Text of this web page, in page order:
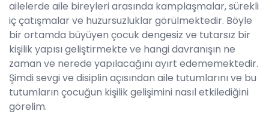
ailelerde aile bireyleri arasında kamplaşmalar, sürekli
iç çatışmalar ve huzursuzluklar görülmektedir. Böyle
bir ortamda büyüyen çocuk dengesiz ve tutarsız bir
kişilik yapısı geliştirmekte ve hangi davranışın ne
zaman ve nerede yapılacağını ayırt edememektedir.
Şimdi sevgi ve disiplin açısından aile tutumlarını ve bu
tutumların çocuğun kişilik gelişimini nasıl etkilediğini
görelim.